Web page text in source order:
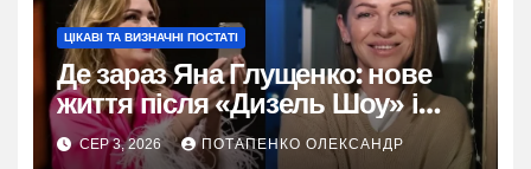
ЦІКАВІ ТА ВИЗНАЧНІ ПОСТАТІ
Де зараз Яна Глущенко: нове
життя після «Дизель Шоу» і
розлучення
СЕР 3, 2026 ПОТАПЕНКО ОЛЕКСАНДР